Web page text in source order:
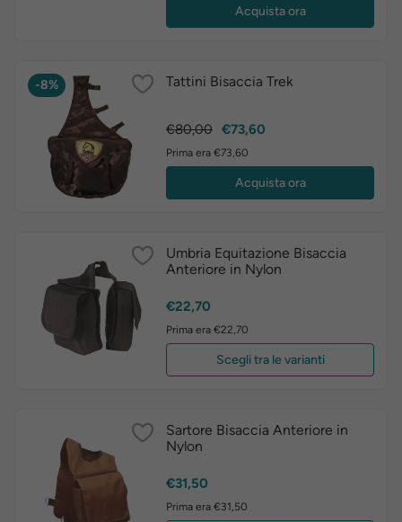
Acquista ora
-8% Tattini Bisaccia Trek
Prezzo
€80,00 Prezzo
€73,60
Prima era €73,60
Acquista ora
Umbria Equitazione Bisaccia
Anteriore in Nylon
Prezzo
€22,70
Prima era €22,70
Scegli tra le varianti
Sartore Bisaccia Anteriore in
Nylon
Prezzo
€31,50
Prima era €31,50